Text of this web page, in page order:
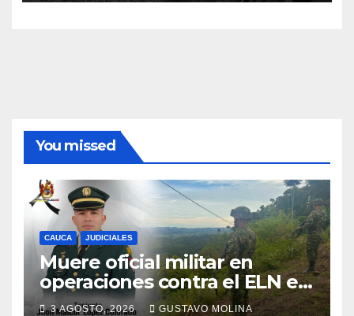
You missed
CAUCA JUDICIALES
Muere oficial militar en
operaciones contra el ELN en
el sur del Cauca
3 AGOSTO, 2026 GUSTAVO MOLINA